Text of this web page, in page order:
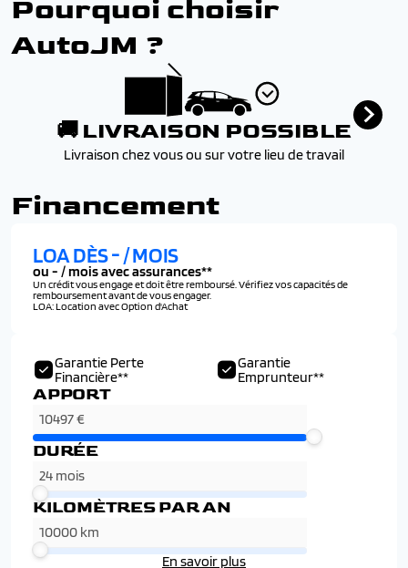
Pourquoi choisir
AutoJM ?
🚚 LIVRAISON POSSIBLE
Livraison chez vous ou sur votre lieu de travail
Financement
Garantie Perte
Financière**
Garantie
Emprunteur**
APPORT
DURÉE
KILOMÈTRES PAR AN
En savoir plus
LOA DÈS-/ MOIS
ou - / mois avec assurances**
Un crédit vous engage et doit être remboursé. Vérifiez vos capacités de
remboursement avant de vous engager.
LOA: Location avec Option d'Achat